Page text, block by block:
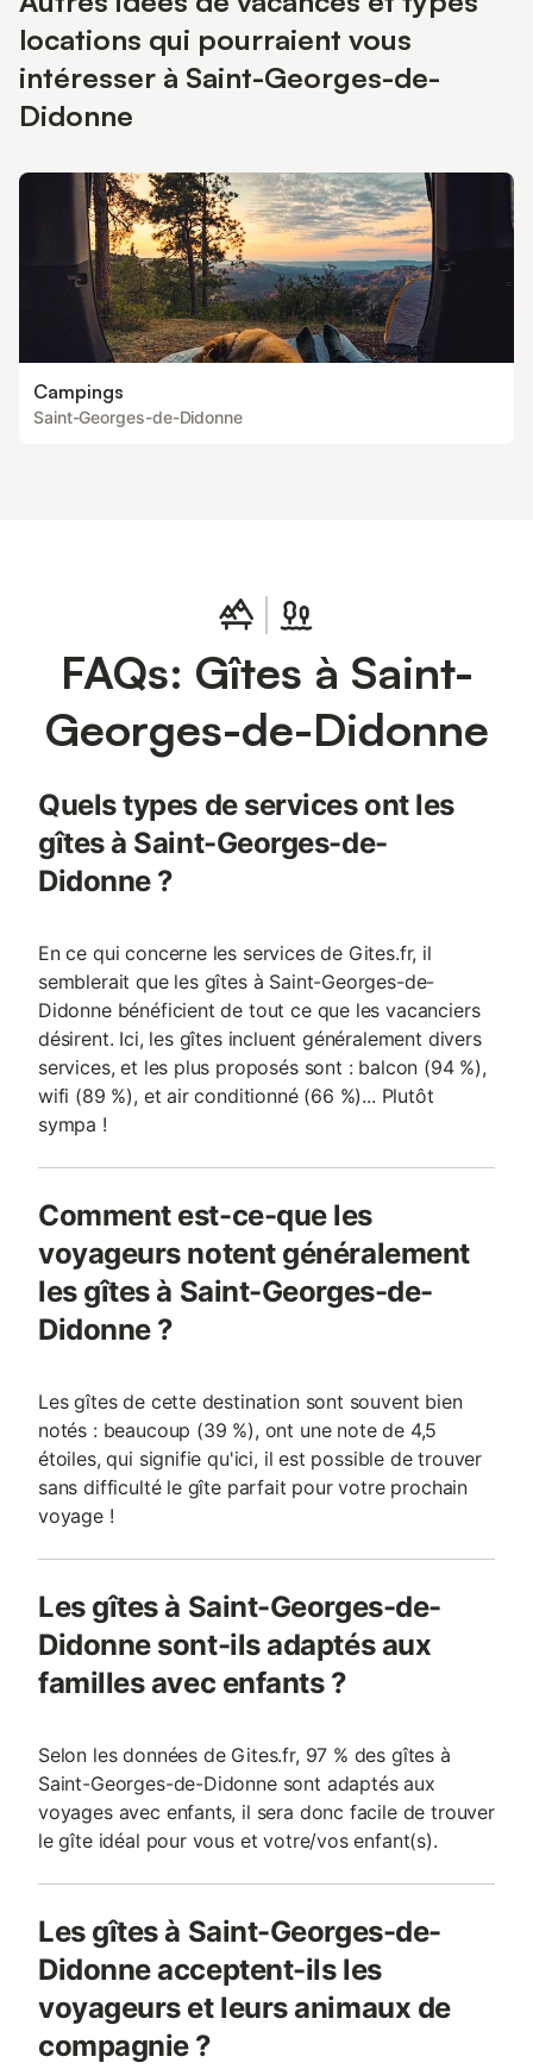
logement, la recharge des véhicules électriques est interdite.
locations qui pourraient vous
intéresser à Saint-Georges-de-
Didonne
Campings
Saint-Georges-de-Didonne
FAQs: Gîtes à Saint-
Georges-de-Didonne
Quels types de services ont les
gîtes à Saint-Georges-de-
Didonne ?
En ce qui concerne les services de Gites.fr, il
semblerait que les gîtes à Saint-Georges-de-
Didonne bénéficient de tout ce que les vacanciers
désirent. Ici, les gîtes incluent généralement divers
services, et les plus proposés sont : balcon (94 %),
wifi (89 %), et air conditionné (66 %)... Plutôt
sympa !
Comment est-ce-que les
voyageurs notent généralement
les gîtes à Saint-Georges-de-
Didonne ?
Les gîtes de cette destination sont souvent bien
notés : beaucoup (39 %), ont une note de 4,5
étoiles, qui signifie qu'ici, il est possible de trouver
sans difficulté le gîte parfait pour votre prochain
voyage !
Les gîtes à Saint-Georges-de-
Didonne sont-ils adaptés aux
familles avec enfants ?
Selon les données de Gites.fr, 97 % des gîtes à
Saint-Georges-de-Didonne sont adaptés aux
voyages avec enfants, il sera donc facile de trouver
le gîte idéal pour vous et votre/vos enfant(s).
Les gîtes à Saint-Georges-de-
Didonne acceptent-ils les
voyageurs et leurs animaux de
compagnie ?